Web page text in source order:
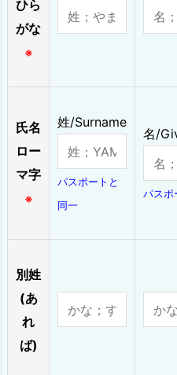
ひら
がな
※
氏名
ロー
マ字
※
姓/Surname
パスポートと
同一
名/
パスポ
別姓
(あ
れ
ば)